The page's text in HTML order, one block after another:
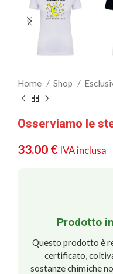
Home Shop
Osserviamo le
33.00 € IVA inclusa
Prodotto
Questo prodotto è
certificato,
sostanze chimiche